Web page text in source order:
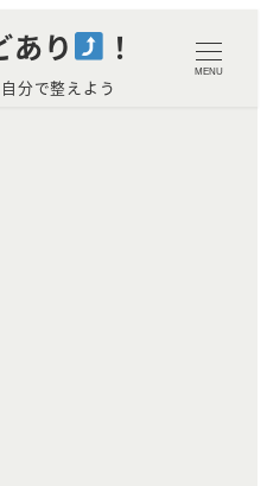
あり ！
分で整えよう
MENU